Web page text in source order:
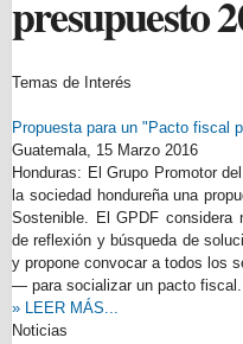
presupuesto
Temas de Interés
Propuesta para un "Pacto fiscal
Guatemala, 15 Marzo 2016
Honduras: El Grupo Promotor
la sociedad hondureña una
Sostenible. El GPDF considera
de reflexión y búsqueda de
y propone convocar a todos los
— para socializar un pacto fiscal.
» LEER MÁS...
Noticias